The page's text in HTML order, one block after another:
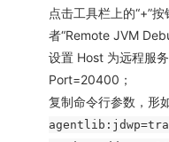
点击工具栏上的“+”
者“Remote JVM
设置 Host 为远程服
Port=20400；
复制命令行参数，形